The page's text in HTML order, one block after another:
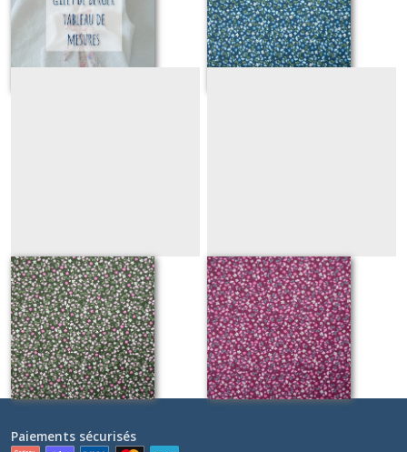
Sur demande Sur demande
OVIEDO vert
Sur demande
OVIEDO violet
Sur demande
Paiements sécurisés